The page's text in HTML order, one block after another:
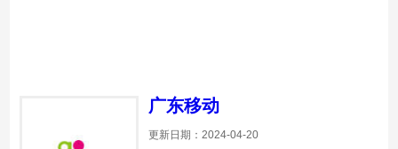
广东移动
更新日期：2024-04-20